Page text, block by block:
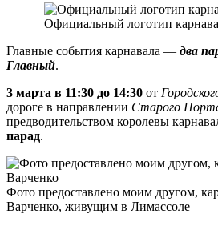
Официальный логотип
Главные события карнавала — два
Главный.
3 марта в 11:30 до 14:30 от
дороге в направлении Старого
предводительством королевы
парад.
Фото предоставлено моим другом,
Варченко, живущим в Лимассоле